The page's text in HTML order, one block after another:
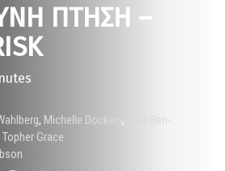
ΠΤΗΣΗ –
, Michelle Dockery ,
Topher Grace